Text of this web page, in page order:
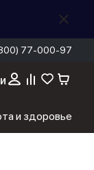
77-000-97
и здоровье